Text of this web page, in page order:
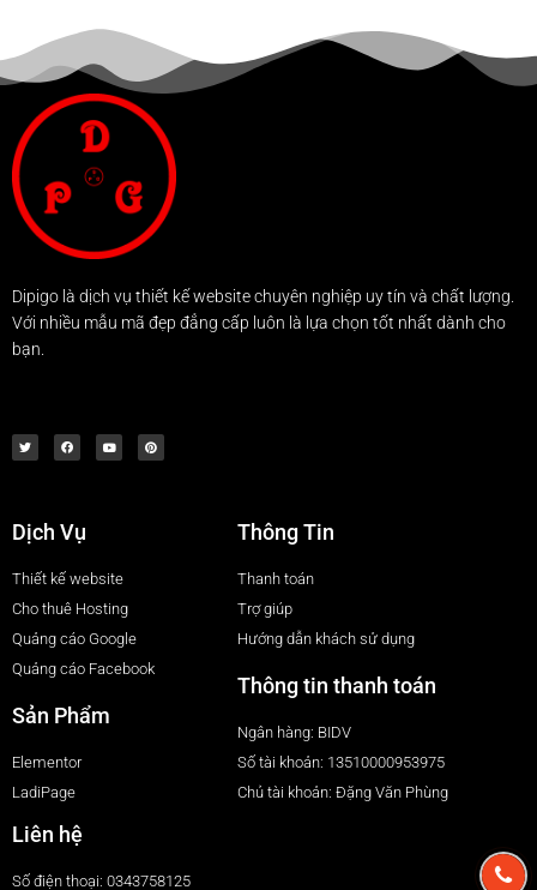
Dipigo là dịch vụ thiết kế website chuyên nghiệp uy tín và chất lượng.
Với nhiều mẫu mã đẹp đẳng cấp luôn là lựa chọn tốt nhất dành cho
bạn.
Dịch Vụ
Thiết kế website
Cho thuê Hosting
Quảng cáo Google
Quảng cáo Facebook
Sản Phẩm
Elementor
LadiPage
Thông Tin
Thanh toán
Trợ giúp
Hướng dẫn khách sử dụng
Thông tin thanh toán
Ngân hàng: BIDV
Số tài khoản: 13510000953975
Chủ tài khoản: Đặng Văn Phùng
Liên hệ
Số điện thoại: 0343758125